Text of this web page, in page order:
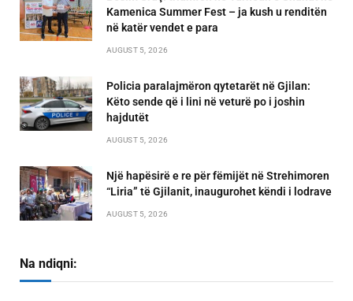
Kamenica Summer Fest – ja kush u renditën
në katër vendet e para
AUGUST 5, 2026
Policia paralajmëron qytetarët në Gjilan:
Këto sende që i lini në veturë po i joshin
hajdutët
AUGUST 5, 2026
Një hapësirë e re për fëmijët në Strehimoren
“Liria” të Gjilanit, inaugurohet këndi i lodrave
AUGUST 5, 2026
Na ndiqni: